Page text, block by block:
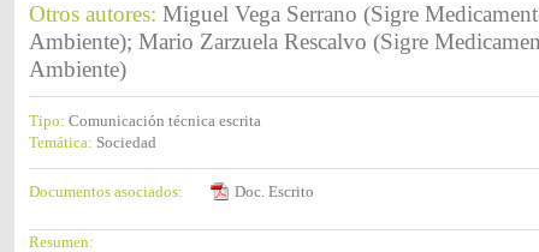
Otros autores: Miguel Vega Serrano (Sigre
Ambiente); Mario Zarzuela Rescalvo (Sigre
Ambiente)
Tipo: Comunicación técnica escrita
Temática: Sociedad
Documentos asociados: Doc. Escrito
Resumen: